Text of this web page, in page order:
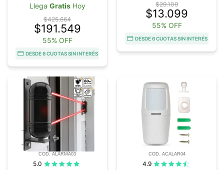
Llega GratisHoy
$425.664
$191.549
55% OFF
DESDE 6 CUOTAS SIN INTERÉS
$29.109
$13.099
55% OFF
DESDE 6 CUOTAS SIN INTERÉS
COD. ALARMA03
5.0
COD. ACALAR04
4.9